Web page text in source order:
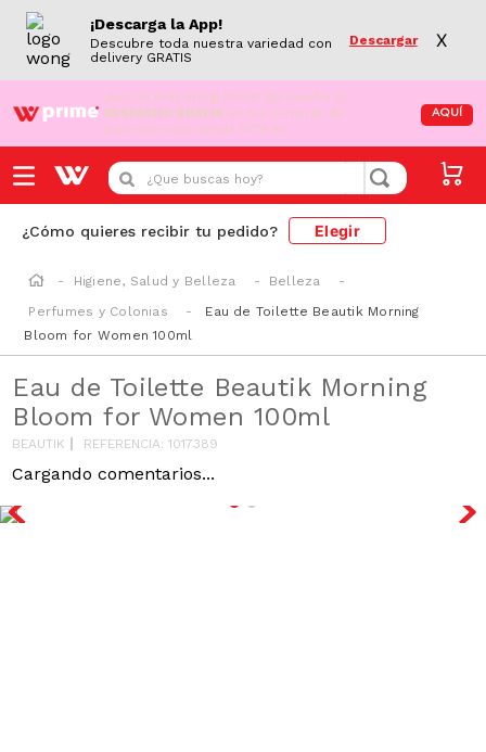
¡Descarga la App!
Descubre toda nuestra variedad con
delivery GRATIS
Descargar X
¡Aún no eres Wong Prime! Aprovecha el
DESPACHO GRATIS en tus compras de
supermercado desde S/79.90
AQUÍ
¿Que buscas hoy?
¿Cómo quieres recibir tu pedido? Elegir
Higiene, Salud y Belleza
Belleza
Perfumes y Colonias
Eau de Toilette Beautik Morning
Bloom for Women 100ml
Eau de Toilette Beautik Morning
Bloom for Women 100ml
BEAUTIK REFERENCIA:1017389
Cargando comentarios...